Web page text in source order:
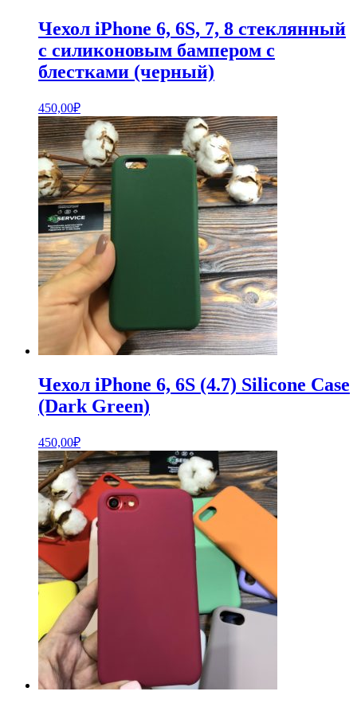
Чехол iPhone 6, 6S, 7, 8 стеклянный
с силиконовым бампером с
блестками (черный)
450,00₽
Чехол iPhone 6, 6S (4.7) Silicone Case
(Dark Green)
450,00₽